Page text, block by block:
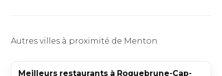
Autres villes à proximité de Menton
Meilleurs restaurants à Roquebrune-Cap-